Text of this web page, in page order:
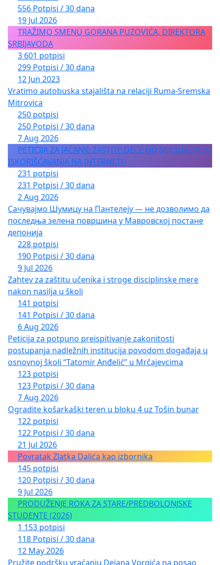
556 Potpisi / 30 dana
19 Jul 2026
TRAŽIMO SMENU GORANA PUZOVIĆA, DIREKTORA
SRBIJAVODA
3 601 potpisi
299 Potpisi / 30 dana
12 Jun 2023
Vratimo autobuska stajališta na relaciji Ruma-Sremska
Mitrovica
250 potpisi
250 Potpisi / 30 dana
7 Aug 2026
PETICIJA ZA JAČANJE ZAŠTITE DECE OD SEKSUALNOG
ISKORIŠĆAVANJA NA INTERNETU
231 potpisi
231 Potpisi / 30 dana
2 Aug 2026
Сачувајмо Шумицу на Пантелеју — не дозволимо да
последња зелена површина у Мавровској постане
депонија
228 potpisi
190 Potpisi / 30 dana
9 Jul 2026
Zahtev za zaštitu učenika i stroge disciplinske mere
nakon nasilja u školi
141 potpisi
141 Potpisi / 30 dana
6 Aug 2026
Peticija za potpuno preispitivanje zakonitosti
postupanja nadležnih institucija povodom događaja u
osnovnoj školi “Tatomir Anđelić” u Mrčajevcima
123 potpisi
123 Potpisi / 30 dana
7 Aug 2026
Ogradite košarkaški teren u bloku 4 uz Tošin bunar
122 potpisi
122 Potpisi / 30 dana
21 Jul 2026
Povratak Zlatka Dalića kao izbornika
145 potpisi
120 Potpisi / 30 dana
9 Jul 2026
PRODUŽENJE ROKA ZA STARE/PREDBOLONJSKE
STUDENTE (2026)
1 153 potpisi
118 Potpisi / 30 dana
12 May 2026
Pružite podršku vraćanju Dejana Vorgića na posao